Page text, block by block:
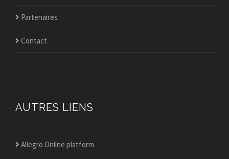
Partenaires
Contact
AUTRES LIENS
Allegro Online platform